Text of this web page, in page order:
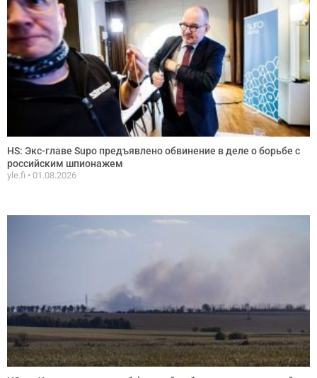
HS: Экс-главе Supo предъявлено обвинение в деле о борьбе с
российским шпионажем
yle.fi 01.08.2026